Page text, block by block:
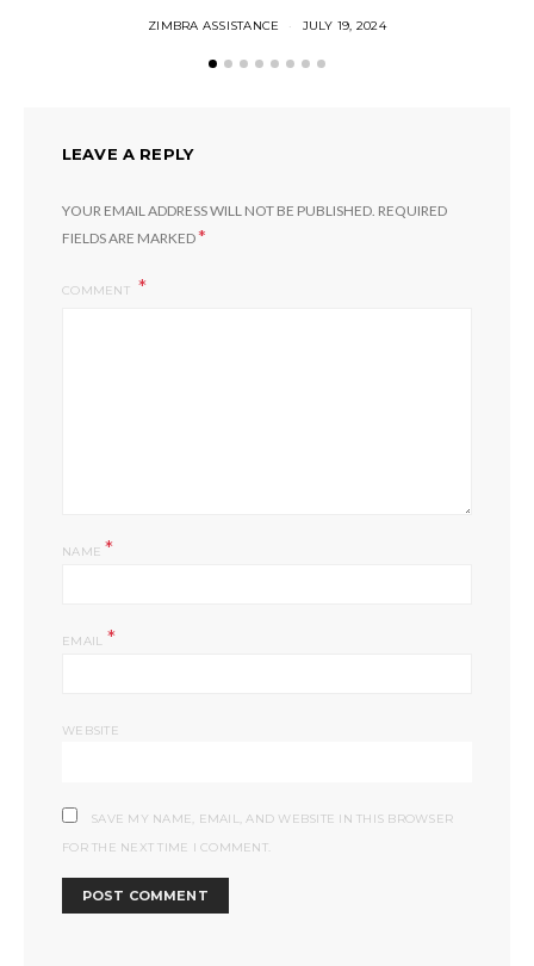
ZIMBRA ASSISTANCE JULY 19, 2024
LEAVE A REPLY
YOUR EMAIL ADDRESS WILL NOT BE PUBLISHED. REQUIRED
FIELDS ARE MARKED*
COMMENT
NAME*
EMAIL *
WEBSITE
SAVE MY NAME, EMAIL, AND WEBSITE IN THIS BROWSER
FOR THE NEXT TIME I COMMENT.